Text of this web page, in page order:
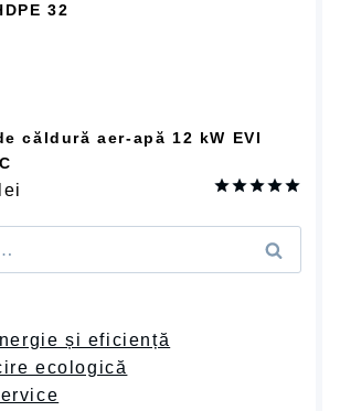
32
căldură aer-apă 12 kW EVI
5.00из 5
lei
Caută
și eficiență
ecologică